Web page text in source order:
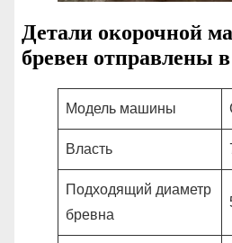
Детали окорочной
бревен отправлены
Модель машины
Власть
Подходящий диаметр
бревна